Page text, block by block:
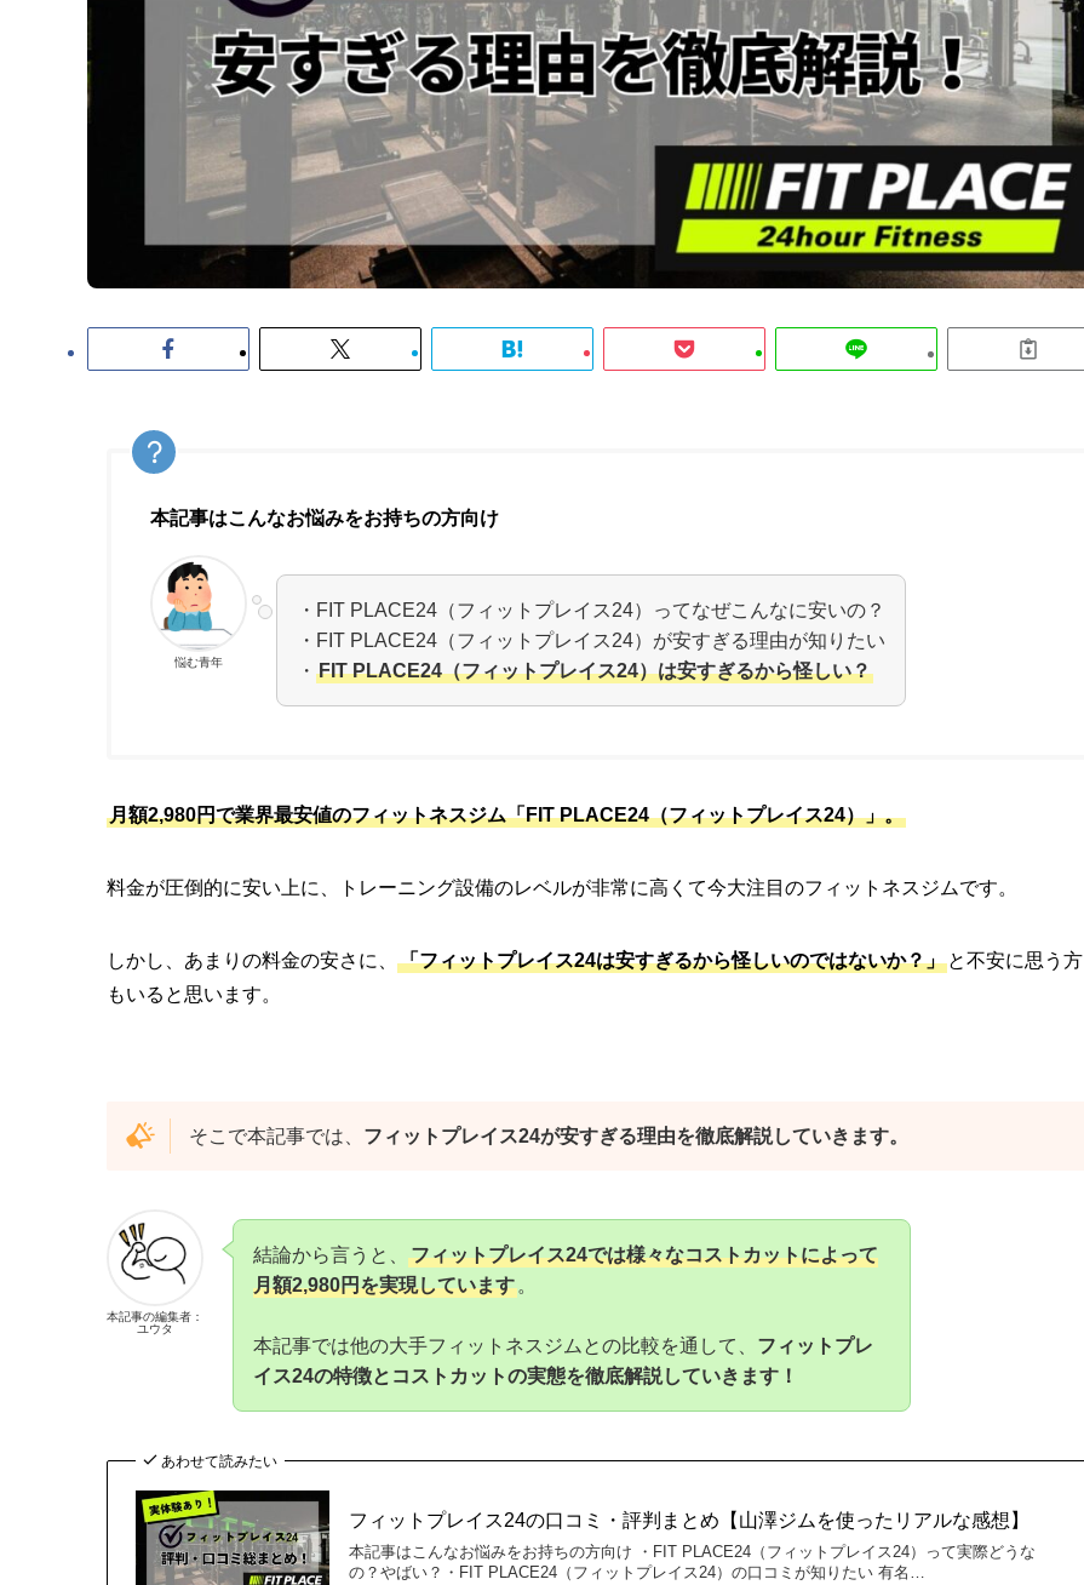
本記事はこんなお悩みをお持ちの方向け
悩む青年
・FIT PLACE24（フィットプレイス24）ってなぜこんなに安いの？
・FIT PLACE24（フィットプレイス24）が安すぎる理由が知りたい
・ FIT PLACE24（フィットプレイス24）は安すぎるから怪しい？
月額2,980円で業界最安値のフィットネスジム「FIT PLACE24（フィットプレイス24）」。
料金が圧倒的に安い上に、トレーニング設備のレベルが非常に高くて今大注目のフィットネスジムです。
しかし、あまりの料金の安さに、 「フィットプレイス24は安すぎるから怪しいのではないか？」 と不安に思う方
もいると思います。
そこで本記事では、 フィットプレイス24が安すぎる理由を徹底解説していきます。
本記事の編集者：
ユウタ
結論から言うと、
フィットプレイス24では様々なコストカットによって
月額2,980円を実現しています 。
本記事では他の大手フィットネスジムとの比較を通して、 フィットプレ
イス24の特徴とコストカットの実態を徹底解説していきます！
あわせて読みたい
フィットプレイス24の口コミ・評判まとめ【山澤ジムを使ったリアルな感想】
本記事はこんなお悩みをお持ちの方向け ・FIT PLACE24（フィットプレイス24）って実際どうな
の？やばい？・FIT PLACE24（フィットプレイス24）の口コミが知りたい 有名…